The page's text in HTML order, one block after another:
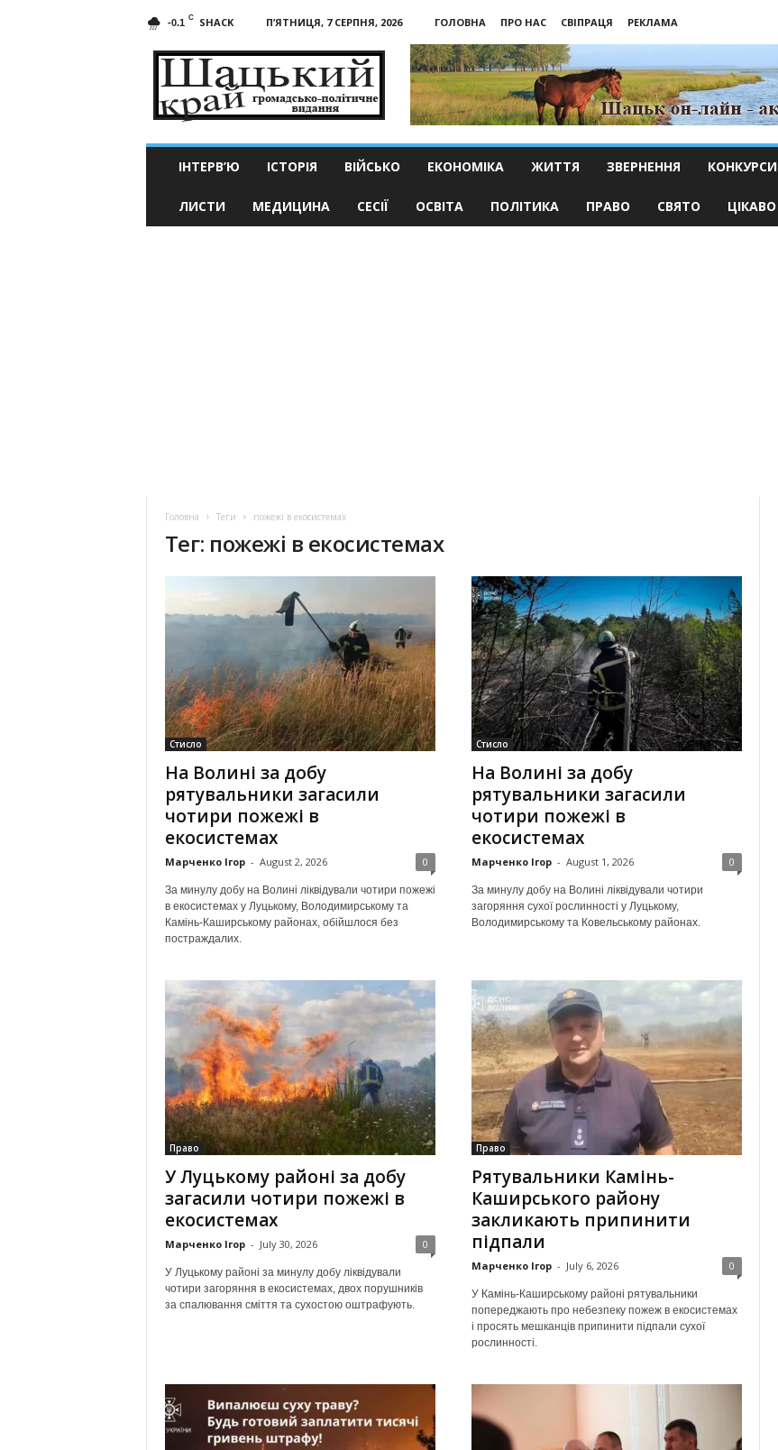
-0.1 C SHACK П’ЯТНИЦЯ, 7 СЕРПНЯ, 2026 ГОЛОВНА ПРО НАС СВІПРАЦЯ
РЕКЛАМА
край
ІНТЕРВ’Ю ІСТОРІЯ ВІЙСЬКО ЕКОНОМІКА ЖИТТЯ ЗВЕРНЕННЯ КОНКУРСИ
ЛИСТИ МЕДИЦИНА СЕСІЇ ОСВІТА ПОЛІТИКА ПРАВО СВЯТО ЦІКАВО
Головна Теги пожежі в екосистемах
Тег: пожежі в екосистемах
Стисло
На Волині за добу
рятувальники загасили
чотири пожежі в
екосистемах
Марченко Ігор - August 2, 2026 0
За минулу добу на Волині ліквідували чотири пожежі
в екосистемах у Луцькому, Володимирському та
Камінь-Каширському районах, обійшлося без
постраждалих.
Стисло
На Волині за добу
рятувальники загасили
чотири пожежі в
екосистемах
Марченко Ігор - August 1, 2026 0
За минулу добу на Волині ліквідували чотири
загоряння сухої рослинності у Луцькому,
Володимирському та Ковельському районах.
Право
У Луцькому районі за добу
загасили чотири пожежі в
екосистемах
Марченко Ігор - July 30, 2026 0
У Луцькому районі за минулу добу ліквідували
чотири загоряння в екосистемах, двох порушників
за спалювання сміття та сухостою оштрафують.
Право
Рятувальники Камінь-
Каширського району
закликають припинити
підпали
Марченко Ігор - July 6, 2026 0
У Камінь-Каширському районі рятувальники
попереджають про небезпеку пожеж в екосистемах
і просять мешканців припинити підпали сухої
рослинності.